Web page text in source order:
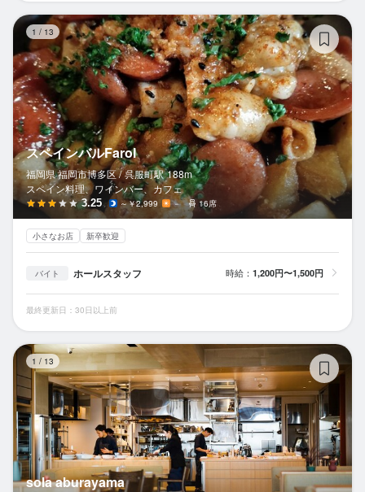
1 / 13
スペインバルFarol
福岡県 福岡市博多区 / 呉服町駅 188m
スペイン料理、ワインバー、カフェ
3.25 ～￥2,999 － 16席
小さなお店 新卒歓迎
バイト ホールスタッフ 時給： 1,200円〜1,500円
最終更新日：30日以上前
1 / 13
sola aburayama